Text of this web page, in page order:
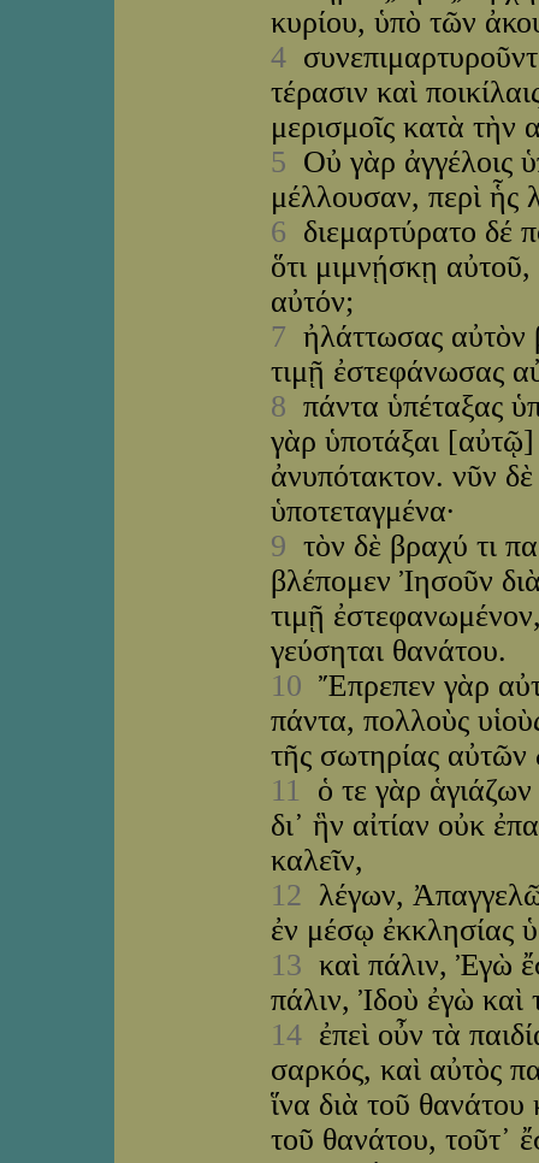
κυρίου, ὑπὸ τῶν
4
τέρασιν καὶ
μερισμοῖς κατὰ τὴν
5 Οὐ γὰρ ἀγγέλοις
μέλλουσαν, περὶ ἧς
6 διεμαρτύρατο δέ
ὅτι μιμνῄσκῃ
αὐτόν;
7 ἠλάττωσας αὐτὸν
τιμῇ ἐστεφάνωσας
8 πάντα ὑπέταξας
γὰρ ὑποτάξαι
ἀνυπότακτον. νῦν
ὑποτεταγμένα·
9 τὸν δὲ βραχύ τι
βλέπομεν Ἰησοῦν
τιμῇ
γεύσηται θανάτου.
10 Ἔπρεπεν γὰρ
πάντα, πολλοὺς
τῆς σωτηρίας αὐτῶν
11 ὁ τε γὰρ ἁγιάζων
δι᾽ ἣν αἰτίαν οὐκ
καλεῖν,
12 λέγων,
ἐν μέσῳ ἐκκλησίας
13 καὶ πάλιν, Ἐγὼ
πάλιν, Ἰδοὺ ἐγὼ καὶ
14 ἐπεὶ οὖν τὰ
σαρκός, καὶ αὐτὸς
ἵνα διὰ τοῦ
τοῦ θανάτου, τοῦτ᾽